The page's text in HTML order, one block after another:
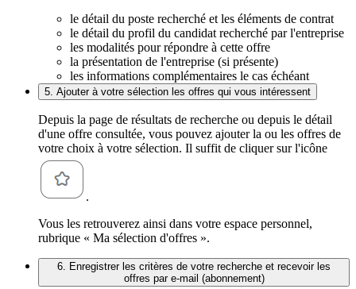
le détail du poste recherché et les éléments de contrat
le détail du profil du candidat recherché par l'entreprise
les modalités pour répondre à cette offre
la présentation de l'entreprise (si présente)
les informations complémentaires le cas échéant
5. Ajouter à votre sélection les offres qui vous intéressent
Depuis la page de résultats de recherche ou depuis le détail
d'une offre consultée, vous pouvez ajouter la ou les offres de
votre choix à votre sélection. Il suffit de cliquer sur l'icône
.
Vous les retrouverez ainsi dans votre espace personnel,
rubrique « Ma sélection d'offres ».
6. Enregistrer les critères de votre recherche et recevoir les
offres par e-mail (abonnement)